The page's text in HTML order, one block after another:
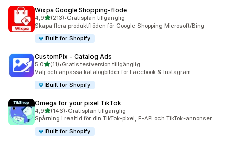
Wixpa Google Shopping‑flöde
4,9av 5 stjärnor
(213)
213 recensioner totalt
•Gratisplan tillgänglig
Skapa flera produktflöden för Google Shopping Microsoft/Bing
Built for Shopify
CustomPix ‑ Catalog Ads
5,0av 5 stjärnor
(11)
11 recensioner totalt
•Gratis testversion tillgänglig
Välj och anpassa katalogbilder för Facebook & Instagram.
Built for Shopify
Omega for your pixel TikTok
4,9av 5 stjärnor
(146)
146 recensioner totalt
•Gratisplan tillgänglig
Spårning i realtid för din TikTok-pixel, E-API och TikTok-annonser
Built for Shopify